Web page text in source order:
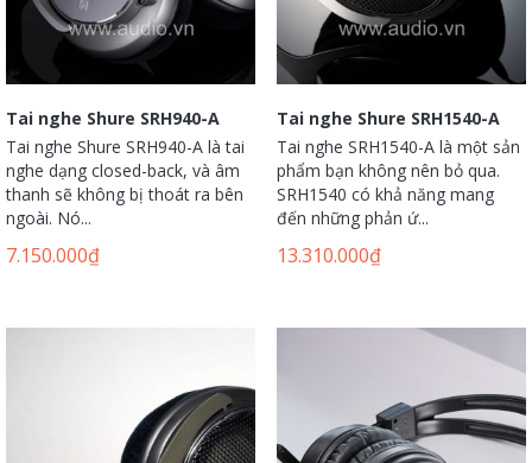
Tai nghe Shure SRH940-A
Tai nghe Shure SRH940-A là tai
nghe dạng closed-back, và âm
thanh sẽ không bị thoát ra bên
ngoài. Nó...
7.150.000₫
Tai nghe Shure SRH1540-A
Tai nghe SRH1540-A là một sản
phẩm bạn không nên bỏ qua.
SRH1540 có khả năng mang
đến những phản ứ...
13.310.000₫